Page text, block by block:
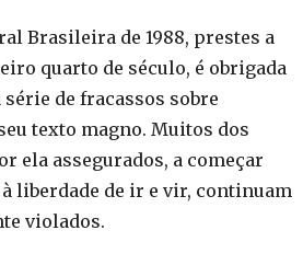
Brasileira de 1988, prestes a
quarto de século, é obrigada
de fracassos sobre
texto magno. Muitos dos
ela assegurados, a começar
liberdade de ir e vir, continuam
violados.